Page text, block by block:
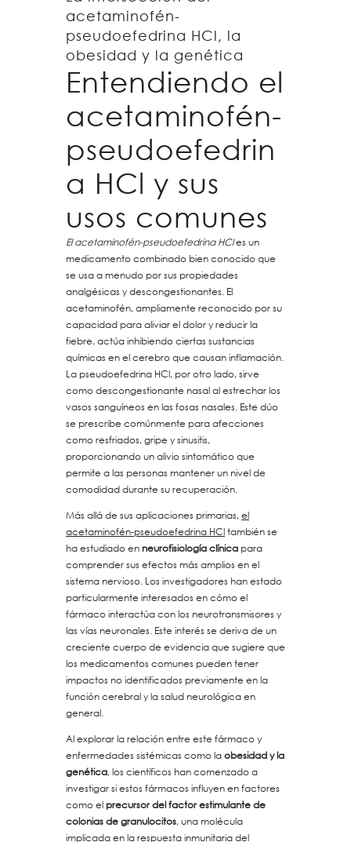
acetaminofén-
pseudoefedrina HCl, la
obesidad y la genética
Entendiendo el
acetaminofén-
pseudoefedrin
a HCl y sus
usos comunes
El acetaminofén-pseudoefedrina HCles un
medicamento combinado bien conocido que
se usa a menudo por sus propiedades
analgésicas y descongestionantes. El
acetaminofén, ampliamente reconocido por su
capacidad para aliviar el dolor y reducir la
fiebre, actúa inhibiendo ciertas sustancias
químicas en el cerebro que causan inflamación.
La pseudoefedrina HCl, por otro lado, sirve
como descongestionante nasal al estrechar los
vasos sanguíneos en las fosas nasales. Este dúo
se prescribe comúnmente para afecciones
como resfriados, gripe y sinusitis,
proporcionando un alivio sintomático que
permite a las personas mantener un nivel de
comodidad durante su recuperación.
Más allá de sus aplicaciones primarias,el
acetaminofén-pseudoefedrina HCltambién se
ha estudiado en neurofisiología clínica para
comprender sus efectos más amplios en el
sistema nervioso. Los investigadores han estado
particularmente interesados en cómo el
fármaco interactúa con los neurotransmisores y
las vías neuronales. Este interés se deriva de un
creciente cuerpo de evidencia que sugiere que
los medicamentos comunes pueden tener
impactos no identificados previamente en la
función cerebral y la salud neurológica en
general.
Al explorar la relación entre este fármaco y
enfermedades sistémicas como laobesidad y la
genética, los científicos han comenzado a
investigar si estos fármacos influyen en factores
como el precursor del factor estimulante de
colonias de granulocitos, una molécula
implicada en la respuesta inmunitaria del